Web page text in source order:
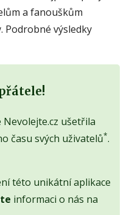
a fanouškům
Podrobné výsledky
ušetřila
času svých uživatelů*.
této unikátní aplikace
informaci o nás na